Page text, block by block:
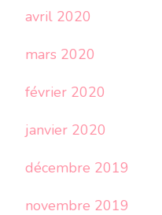
avril 2020
mars 2020
février 2020
janvier 2020
décembre 2019
novembre 2019